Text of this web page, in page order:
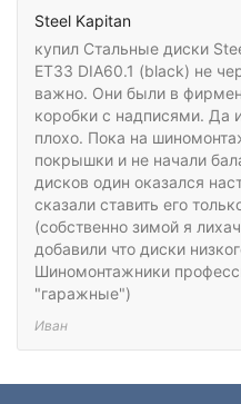
Steel Kapitan
купил Стальные диски
ET33 DIA60.1 (black) не
важно. Они были в
коробки с надписями. Да
плохо. Пока на
покрышки и не начали
дисков один оказался
сказали ставить его
(собственно зимой я
добавили что диски
Шиномонтажники
"гаражные")
Иван